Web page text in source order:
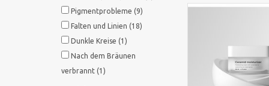
Pigmentprobleme (9)
Falten und Linien (18)
Dunkle Kreise (1)
Nach dem Bräunen
verbrannt (1)
Fusion Meso Ceramid
Hautbarriere und
Haut vor
ZUM WARENKORB